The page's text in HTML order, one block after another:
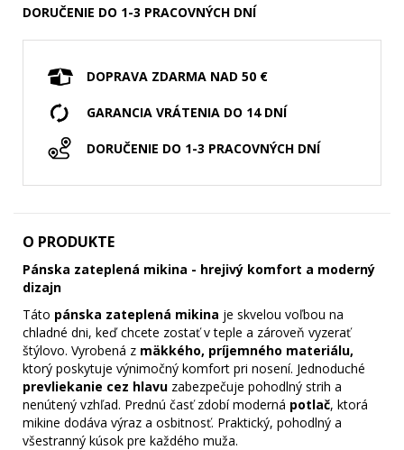
DORUČENIE DO 1-3 PRACOVNÝCH DNÍ
DOPRAVA ZDARMA NAD 50 €
GARANCIA VRÁTENIA DO 14 DNÍ
DORUČENIE DO 1-3 PRACOVNÝCH DNÍ
O PRODUKTE
Pánska zateplená mikina - hrejivý komfort a moderný
dizajn
Táto pánska zateplená mikina je skvelou voľbou na
chladné dni, keď chcete zostať v teple a zároveň vyzerať
štýlovo. Vyrobená z mäkkého, príjemného materiálu,
ktorý poskytuje výnimočný komfort pri nosení. Jednoduché
prevliekanie cez hlavu zabezpečuje pohodlný strih a
nenútený vzhľad. Prednú časť zdobí moderná potlač, ktorá
mikine dodáva výraz a osbitnosť. Praktický, pohodlný a
všestranný kúsok pre každého muža.